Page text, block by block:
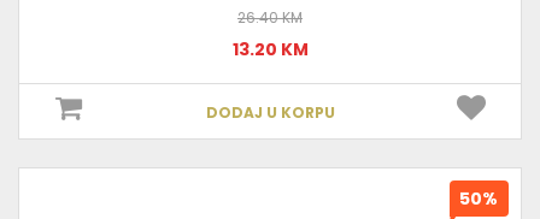
26.40 KM
13.20 KM
DODAJ U KORPU
50%